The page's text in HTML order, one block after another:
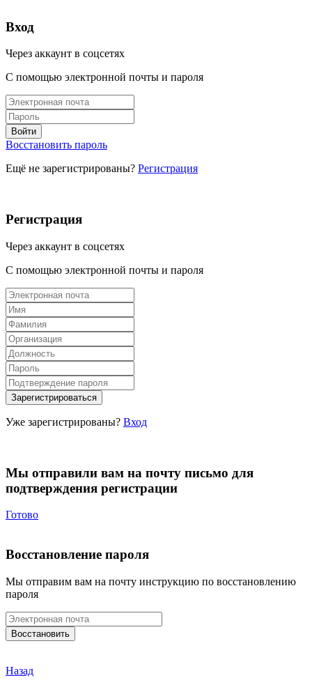
Вход
Через аккаунт в соцсетях
С помощью электронной почты и пароля
Восстановить пароль
Ещё не зарегистрированы? Регистрация
Регистрация
Через аккаунт в соцсетях
С помощью электронной почты и пароля
Уже зарегистрированы? Вход
Мы отправили вам на почту письмо для
подтверждения регистрации
Готово
Восстановление пароля
Мы отправим вам на почту инструкцию по восстановлению
пароля
Назад